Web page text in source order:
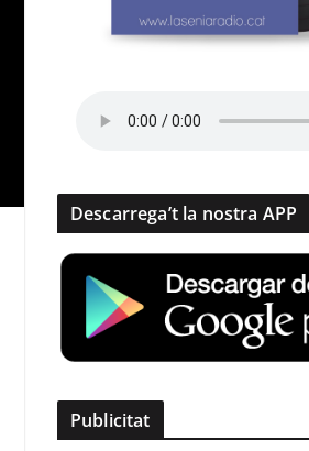
Descarrega’t la nostra APP
Publicitat